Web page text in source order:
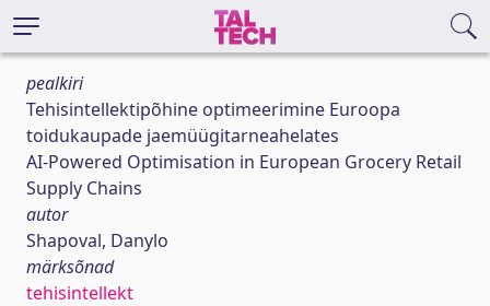
pealkiri
Tehisintellektipõhine optimeerimine Euroopa
toidukaupade jaemüügitarneahelates
AI-Powered Optimisation in European Grocery Retail
Supply Chains
autor
Shapoval, Danylo
märksõnad
tehisintellekt